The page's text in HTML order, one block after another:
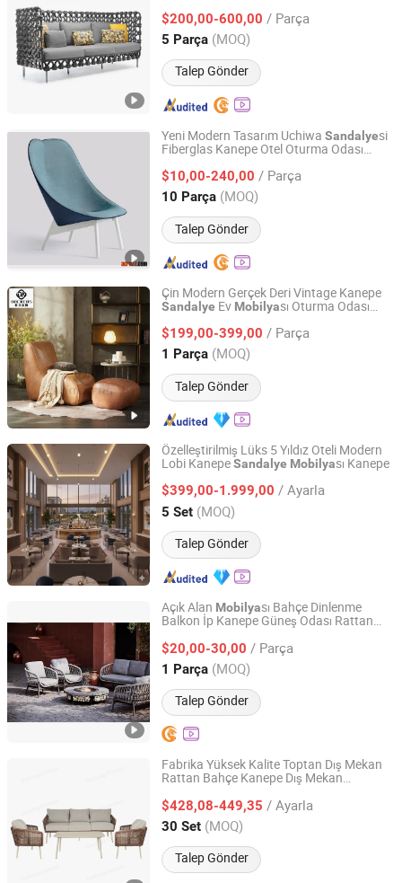
$200,00-600,00 / Parça
5 Parça (MOQ)
Talep Gönder
Guangdong, China Fiyat 2022
Yeni Modern Tasarım Uchiwa Sandalyesi
Fiberglas Kanepe Otel Oturma Odası
$10,00-240,00 / Parça
10 Parça (MOQ)
Talep Gönder
Acrozz Co., Limited
Shanghai, China Fiyat 2010
Çin Modern Gerçek Deri Vintage Kanepe
Sandalye Ev Mobilyası Oturma Odası
$199,00-399,00 / Parça
1 Parça (MOQ)
Talep Gönder
Foshan Dockers Furniture Co., Ltd.
Guangdong, China Fiyat 2020
Özelleştirilmiş Lüks 5 Yıldız Oteli Modern
Lobi KanepeSandalye Mobilyası Kanepe
$399,00-1.999,00 / Ayarla
5 Set (MOQ)
Talep Gönder
GUANGDONG OPTIMA HOME GROUP CO., LTD
Guangdong, China Fiyat 2020
Açık Alan Mobilyası Bahçe Dinlenme
Balkon İp Kanepe Güneş Odası Rattan
$20,00-30,00 / Parça
1 Parça (MOQ)
Talep Gönder
Heyuan Goldenwit Material Co., Ltd.
Guangdong, China Fiyat 2019
Fabrika Yüksek Kalite Toptan Dış Mekan
Rattan Bahçe Kanepe Dış Mekan
Sandalye
$428,08-449,35 / Ayarla
30 Set (MOQ)
Talep Gönder
De Zheng Technology Co., Ltd.
Guangdong, China Fiyat 2021